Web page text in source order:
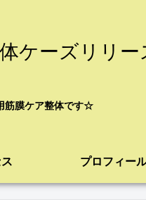
ケーズリリー
筋膜ケア整体です☆
プロフィー